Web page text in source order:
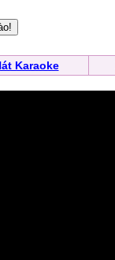
Karaoke